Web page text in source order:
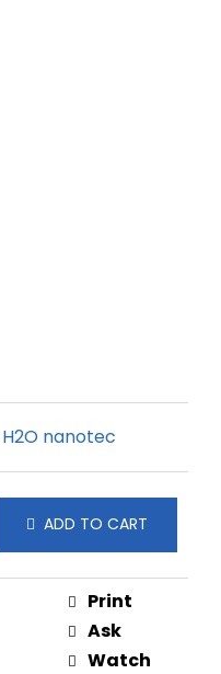
H2O nanotec
ADD TO CART
Print
Ask
Watch